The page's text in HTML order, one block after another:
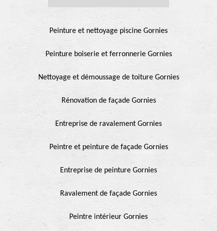
Peinture et nettoyage piscine Gornies
Peinture boiserie et ferronnerie Gornies
Nettoyage et démoussage de toiture Gornies
Rénovation de façade Gornies
Entreprise de ravalement Gornies
Peintre et peinture de façade Gornies
Entreprise de peinture Gornies
Ravalement de façade Gornies
Peintre intérieur Gornies